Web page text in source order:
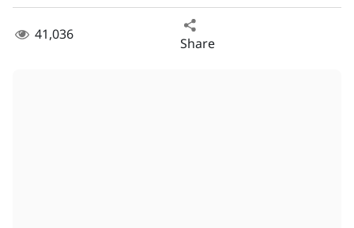
41,036 Share